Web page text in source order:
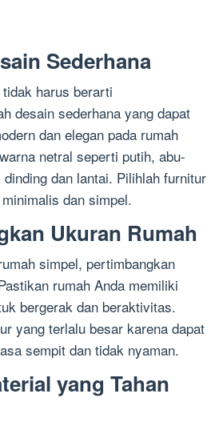
Sederhana
harus berarti
desain sederhana yang dapat
dan elegan pada rumah
netral seperti putih, abu-
dan lantai. Pilihlah furnitur
dan simpel.
Ukuran Rumah
simpel, pertimbangkan
rumah Anda memiliki
bergerak dan beraktivitas.
yang terlalu besar karena dapat
sempit dan tidak nyaman.
yang Tahan